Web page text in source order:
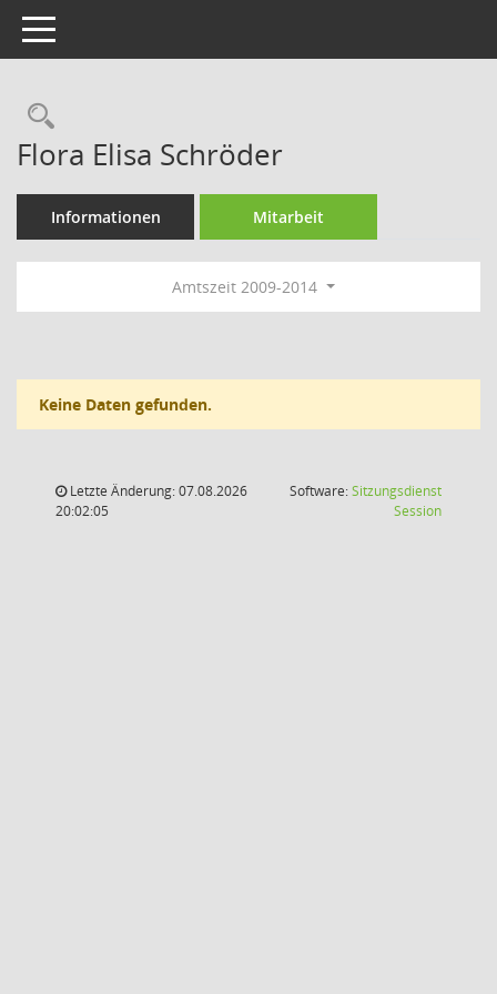
Toggle navigation
Rechercheauswahl
Flora Elisa Schröder
Informationen Mitarbeit
Amtszeit 2009-2014
Keine Daten gefunden.
Letzte Änderung: 07.08.2026
20:02:05
Software:Sitzungsdienst
Session(Wird in